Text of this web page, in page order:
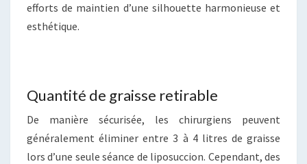
efforts de maintien d’une silhouette harmonieuse et
esthétique.
Quantité de graisse retirable
De manière sécurisée, les chirurgiens peuvent
généralement éliminer entre 3 à 4 litres de graisse
lors d’une seule séance de liposuccion. Cependant, des